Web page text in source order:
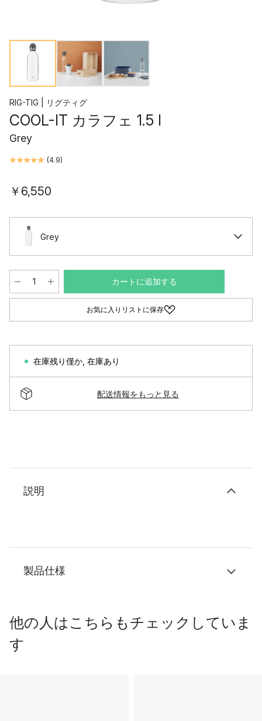
RIG-TIG | リグティグ
COOL-IT カラフェ 1.5 l
Grey
(4.9)
￥6,550
Grey
カートに追加する
お気に入りリストに保存
在庫残り僅か 在庫あり
配送情報をもっと見る
説明
製品仕様
他の人はこちらもチェックしていま
す